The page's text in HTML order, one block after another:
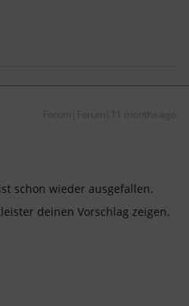
Forum|Forum|11 months ago
schon wieder ausgefallen.
deinen Vorschlag zeigen.